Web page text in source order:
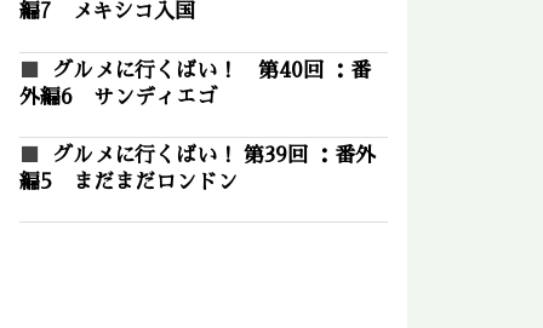
編7 メキシコ入国
グルメに行くばい！ 第40回 ：番
外編6 サンディエゴ
グルメに行くばい！ 第39回 ：番外
編5 まだまだロンドン